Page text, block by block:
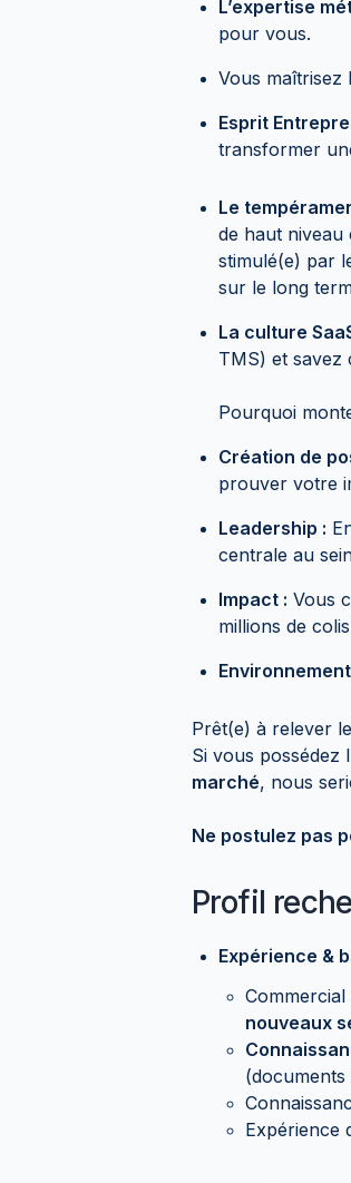
L’expertise
pour vous.
Vous maîtrisez
Esprit
transformer
Le
de haut niveau
stimulé(e) par
sur le long
La culture
TMS) et savez
Pourquoi
Création de
prouver votre
Leadership :
centrale au
Impact : Vous
millions de
Prêt(e) à relever
Si vous possédez
marché, nous
Ne postulez pas
Profil
Expérience &
nouveaux
Expérience